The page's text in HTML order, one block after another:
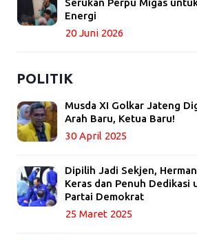
Serukan Perpu Migas
Energi
20 Juni 2026
POLITIK
Musda XI Golkar Jateng
Arah Baru, Ketua Baru!
30 April 2025
Dipilih Jadi Sekjen,
Keras dan Penuh Dedikasi
Partai Demokrat
25 Maret 2025